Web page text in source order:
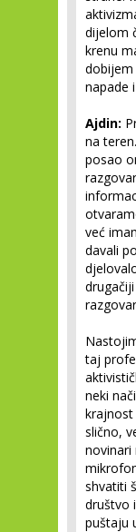
dijelom
krenu
dobijem
napade
Ajdin:
na
posao
već
davali
taj
neki
krajnost
slično,
novinari
shvatiti
društvo
puštaju